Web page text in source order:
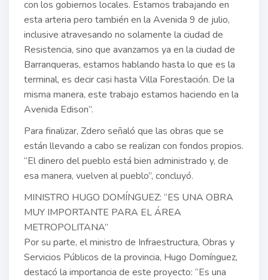
con los gobiernos locales. Estamos trabajando en
esta arteria pero también en la Avenida 9 de julio,
inclusive atravesando no solamente la ciudad de
Resistencia, sino que avanzamos ya en la ciudad de
Barranqueras, estamos hablando hasta lo que es la
terminal, es decir casi hasta Villa Forestación. De la
misma manera, este trabajo estamos haciendo en la
Avenida Edison”.
Para finalizar, Zdero señaló que las obras que se
están llevando a cabo se realizan con fondos propios.
“El dinero del pueblo está bien administrado y, de
esa manera, vuelven al pueblo”, concluyó.
MINISTRO HUGO DOMÍNGUEZ: “ES UNA OBRA
MUY IMPORTANTE PARA EL ÁREA
METROPOLITANA”
Por su parte, el ministro de Infraestructura, Obras y
Servicios Públicos de la provincia, Hugo Domínguez,
destacó la importancia de este proyecto: “Es una